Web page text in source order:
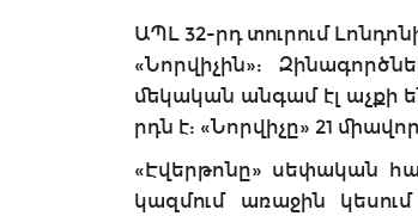
ԱՊԼ 32-րդ տուրում
«Նորվիչին»:
մեկական անգամ էլ աչքի
րդն է: «Նորվիչը» 21
«Էվերթոնը» սեփական
կազմում առաջին